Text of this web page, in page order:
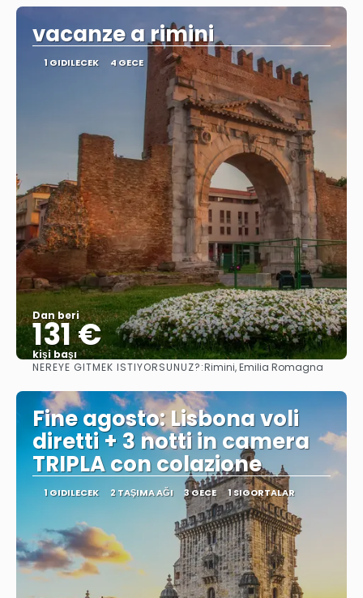
vacanze a rimini
1 GIDILECEK 4 GECE
Dan beri
131 €
kişi başı
Görüntüle
NEREYE GITMEK ISTIYORSUNUZ?:Rimini, Emilia Romagna
Fine agosto: Lisbona voli
diretti + 3 notti in camera
TRIPLA con colazione
1 GIDILECEK 2 TAŞIMA AĞI 3 GECE 1 SIGORTALAR